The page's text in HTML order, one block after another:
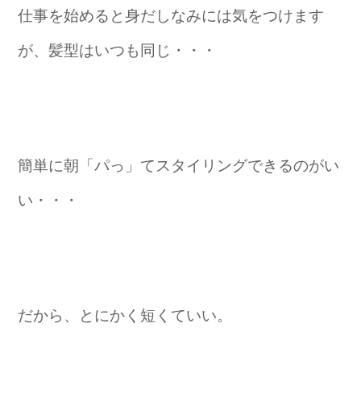
仕事を始めると身だしなみには気をつけます
が、髪型はいつも同じ・・・
簡単に朝「パっ」てスタイリングできるのがい
い・・・
だから、とにかく短くていい。